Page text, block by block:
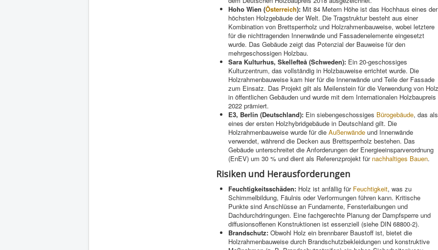
Hoho Wien (Österreich): Mit 84 Metern Höhe ist das Hochhaus eines der
höchsten Holzgebäude der Welt. Die Tragstruktur besteht aus einer
Kombination von Brettsperrholz und Holzrahmenbauweise, wobei letztere
für die nichttragenden Innenwände und Fassadenelemente eingesetzt
wurde. Das Gebäude zeigt das Potenzial der Bauweise für den
mehrgeschossigen Holzbau.
Sara Kulturhus, Skellefteå (Schweden): Ein 20-geschossiges
Kulturzentrum, das vollständig in Holzbauweise errichtet wurde. Die
Holzrahmenbauweise kam hier für die Innenwände und Teile der Fassade
zum Einsatz. Das Projekt gilt als Meilenstein für die Verwendung von Holz
in öffentlichen Gebäuden und wurde mit dem Internationalen Holzbaupreis
2022 prämiert.
E3, Berlin (Deutschland): Ein siebengeschossiges Bürogebäude, das als
eines der ersten Holzhybridgebäude in Deutschland gilt. Die
Holzrahmenbauweise wurde für die Außenwände und Innenwände
verwendet, während die Decken aus Brettsperrholz bestehen. Das
Gebäude unterschreitet die Anforderungen der Energieeinsparverordnung
(EnEV) um 30 % und dient als Referenzprojekt für nachhaltiges Bauen.
Risiken und Herausforderungen
Feuchtigkeitsschäden: Holz ist anfällig für Feuchtigkeit, was zu
Schimmelbildung, Fäulnis oder Verformungen führen kann. Kritische
Punkte sind Anschlüsse an Fundamente, Fensterlaibungen und
Dachdurchdringungen. Eine fachgerechte Planung der Dampfsperre und
diffusionsoffenen Konstruktionen ist essenziell (siehe DIN 68800-2).
Brandschutz: Obwohl Holz ein brennbarer Baustoff ist, bietet die
Holzrahmenbauweise durch Brandschutzbekleidungen und konstruktive